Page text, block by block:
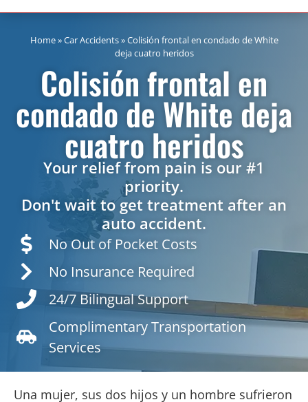
Home»Car Accidents»Colisión frontal en condado de White
deja cuatro heridos
Colisión frontal en
condado de White deja
cuatro heridos
Your relief from pain is our #1
priority.
Don't wait to get treatment after an
auto accident.
No Out of Pocket Costs
No Insurance Required
24/7 Bilingual Support
Complimentary Transportation
Services
Una mujer, sus dos hijos y un hombre sufrieron